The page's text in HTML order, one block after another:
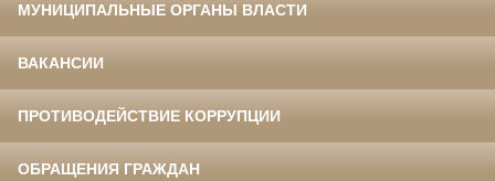
МУНИЦИПАЛЬНЫЕ ОРГАНЫ ВЛАСТИ
ВАКАНСИИ
ПРОТИВОДЕЙСТВИЕ КОРРУПЦИИ
ОБРАЩЕНИЯ ГРАЖДАН